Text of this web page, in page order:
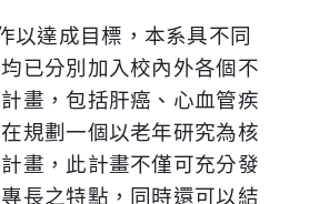
以達成目標，本系具不同
已分別加入校內外各個不
畫，包括肝癌、心血管疾
規劃一個以老年研究為核
畫，此計畫不僅可充分發
長之特點，同時還可以結